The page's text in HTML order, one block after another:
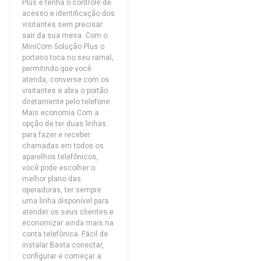
Plus e tenha o controle de
acesso e identificação dos
visitantes sem precisar
sair da sua mesa. Com o
MiniCom Solução Plus o
porteiro toca no seu ramal,
permitindo que você
atenda, converse com os
visitantes e abra o portão
diretamente pelo telefone
Mais economia Com a
opção de ter duas linhas
para fazer e receber
chamadas em todos os
aparelhos telefônicos,
você pode escolher o
melhor plano das
operadoras, ter sempre
uma linha disponível para
atender os seus clientes e
economizar ainda mais na
conta telefônica. Fácil de
instalar Basta conectar,
configurar e começar a